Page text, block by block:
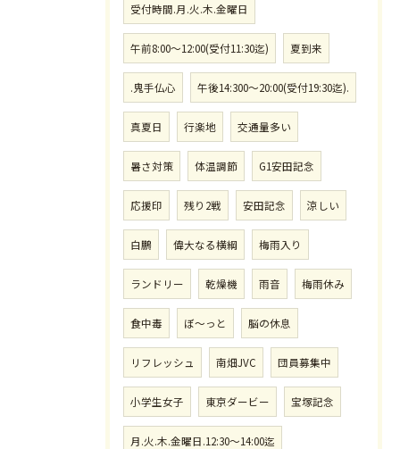
受付時間.月.火.木.金曜日
午前8:00〜12:00(受付11:30迄) 夏到来
.鬼手仏心 午後14:300〜20:00(受付19:30迄).
真夏日 行楽地 交通量多い
暑さ対策 体温調節 G1安田記念
応援印 残り2戦 安田記念 涼しい
白鵬 偉大なる横綱 梅雨入り
ランドリー 乾燥機 雨音 梅雨休み
食中毒 ぼ〜っと 脳の休息
リフレッシュ 南畑JVC 団員募集中
小学生女子 東京ダービー 宝塚記念
月.火.木.金曜日.12:30〜14:00迄